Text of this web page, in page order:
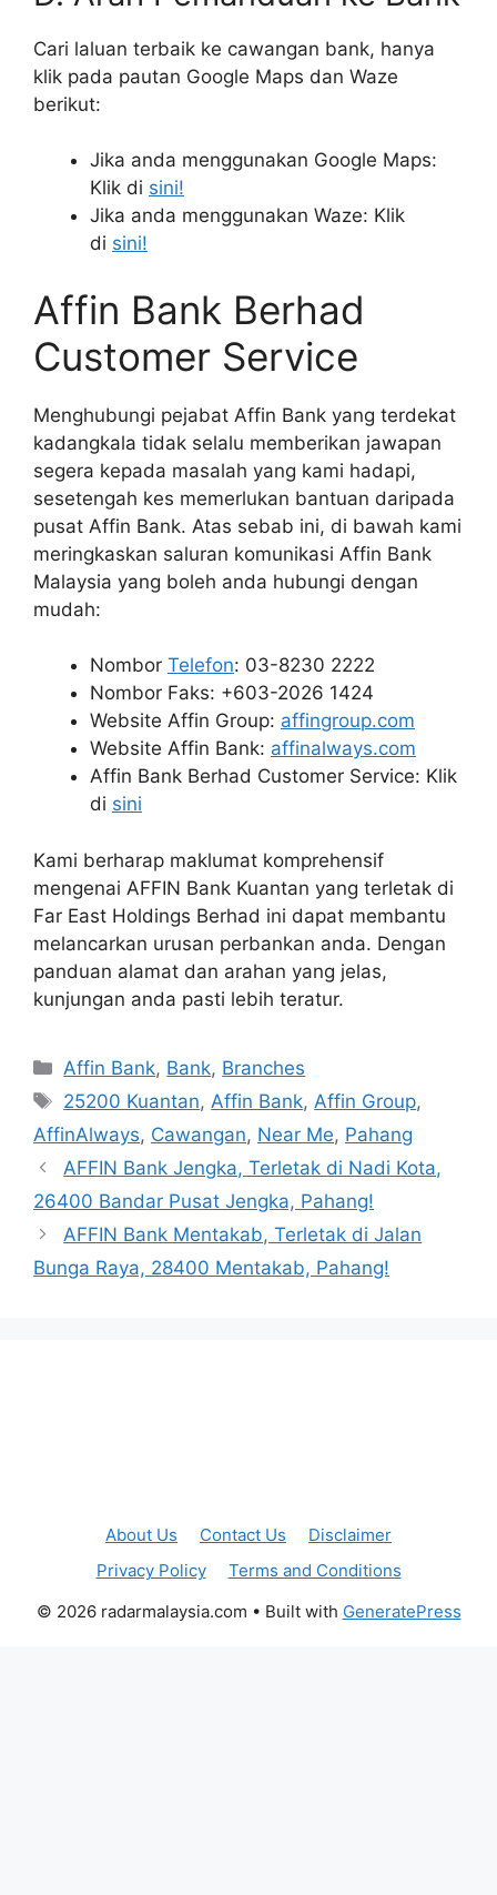
Cari laluan terbaik ke cawangan bank, hanya
klik pada pautan Google Maps dan Waze
berikut:
Jika anda menggunakan Google Maps:
Klik di sini!
Jika anda menggunakan Waze: Klik
di sini!
Affin Bank Berhad
Customer Service
Menghubungi pejabat Affin Bank yang terdekat
kadangkala tidak selalu memberikan jawapan
segera kepada masalah yang kami hadapi,
sesetengah kes memerlukan bantuan daripada
pusat Affin Bank. Atas sebab ini, di bawah kami
meringkaskan saluran komunikasi Affin Bank
Malaysia yang boleh anda hubungi dengan
mudah:
Nombor Telefon: 03-8230 2222
Nombor Faks: +603-2026 1424
Website Affin Group: affingroup.com
Website Affin Bank: affinalways.com
Affin Bank Berhad Customer Service: Klik
di sini
Kami berharap maklumat komprehensif
mengenai AFFIN Bank Kuantan yang terletak di
Far East Holdings Berhad ini dapat membantu
melancarkan urusan perbankan anda. Dengan
panduan alamat dan arahan yang jelas,
kunjungan anda pasti lebih teratur.
Categories
Affin Bank, Bank, Branches
Tags
25200 Kuantan, Affin Bank, Affin Group,
AffinAlways, Cawangan, Near Me, Pahang
AFFIN Bank Jengka, Terletak di Nadi Kota,
26400 Bandar Pusat Jengka, Pahang!
AFFIN Bank Mentakab, Terletak di Jalan
Bunga Raya, 28400 Mentakab, Pahang!
About Us Contact Us
Disclaimer
Privacy Policy
Terms and Conditions
© 2026 radarmalaysia.com • Built with GeneratePress